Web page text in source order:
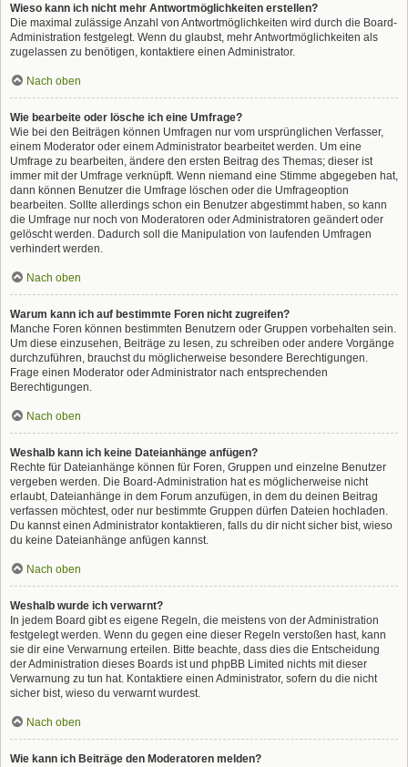
Wieso kann ich nicht mehr Antwortmöglichkeiten erstellen?
Die maximal zulässige Anzahl von Antwortmöglichkeiten wird durch die Board-
Administration festgelegt. Wenn du glaubst, mehr Antwortmöglichkeiten als
zugelassen zu benötigen, kontaktiere einen Administrator.
Nach oben
Wie bearbeite oder lösche ich eine Umfrage?
Wie bei den Beiträgen können Umfragen nur vom ursprünglichen Verfasser,
einem Moderator oder einem Administrator bearbeitet werden. Um eine
Umfrage zu bearbeiten, ändere den ersten Beitrag des Themas; dieser ist
immer mit der Umfrage verknüpft. Wenn niemand eine Stimme abgegeben hat,
dann können Benutzer die Umfrage löschen oder die Umfrageoption
bearbeiten. Sollte allerdings schon ein Benutzer abgestimmt haben, so kann
die Umfrage nur noch von Moderatoren oder Administratoren geändert oder
gelöscht werden. Dadurch soll die Manipulation von laufenden Umfragen
verhindert werden.
Nach oben
Warum kann ich auf bestimmte Foren nicht zugreifen?
Manche Foren können bestimmten Benutzern oder Gruppen vorbehalten sein.
Um diese einzusehen, Beiträge zu lesen, zu schreiben oder andere Vorgänge
durchzuführen, brauchst du möglicherweise besondere Berechtigungen.
Frage einen Moderator oder Administrator nach entsprechenden
Berechtigungen.
Nach oben
Weshalb kann ich keine Dateianhänge anfügen?
Rechte für Dateianhänge können für Foren, Gruppen und einzelne Benutzer
vergeben werden. Die Board-Administration hat es möglicherweise nicht
erlaubt, Dateianhänge in dem Forum anzufügen, in dem du deinen Beitrag
verfassen möchtest, oder nur bestimmte Gruppen dürfen Dateien hochladen.
Du kannst einen Administrator kontaktieren, falls du dir nicht sicher bist, wieso
du keine Dateianhänge anfügen kannst.
Nach oben
Weshalb wurde ich verwarnt?
In jedem Board gibt es eigene Regeln, die meistens von der Administration
festgelegt werden. Wenn du gegen eine dieser Regeln verstoßen hast, kann
sie dir eine Verwarnung erteilen. Bitte beachte, dass dies die Entscheidung
der Administration dieses Boards ist und phpBB Limited nichts mit dieser
Verwarnung zu tun hat. Kontaktiere einen Administrator, sofern du die nicht
sicher bist, wieso du verwarnt wurdest.
Nach oben
Wie kann ich Beiträge den Moderatoren melden?